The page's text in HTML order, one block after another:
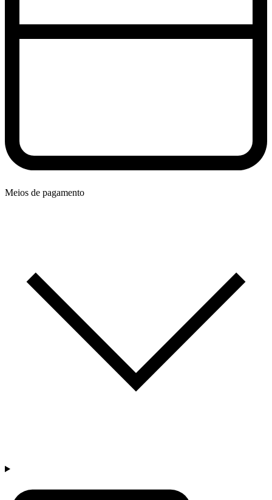
Meios de pagamento